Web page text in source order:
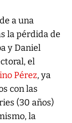
a una
la pérdida de
y Daniel
el
Pérez, ya
con las
(30 años)
la